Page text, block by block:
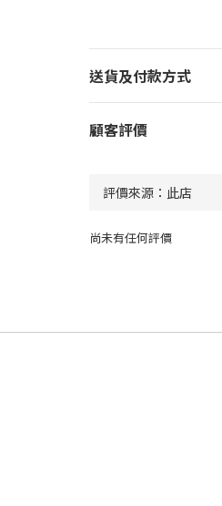
送貨及付款方式
顧客評價
尚未有任何評價